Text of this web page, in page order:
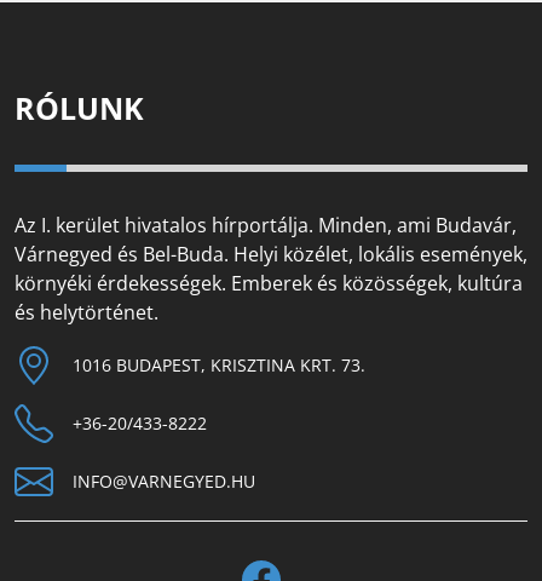
RÓLUNK
Az I. kerület hivatalos hírportálja. Minden, ami Budavár,
Várnegyed és Bel-Buda. Helyi közélet, lokális események,
környéki érdekességek. Emberek és közösségek, kultúra
és helytörténet.
1016 BUDAPEST, KRISZTINA KRT. 73.
+36-20/433-8222
INFO@VARNEGYED.HU